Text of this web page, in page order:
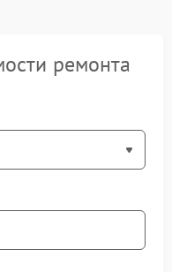
ремонта